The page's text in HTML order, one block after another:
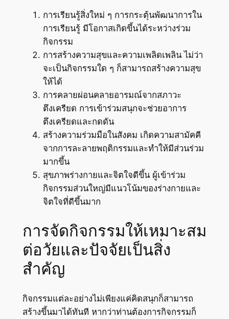
การเรียนรู้สิ่งใหม่ ๆ การกระตุ้นพัฒนาการใน
การเรียนรู้ มีโอกาสเกิดขึ้นได้ระหว่างร่วม
กิจกรรม
การสร้างความสุขและความเพลิดเพลิน ไม่ว่า
จะเป็นกิจกรรมใด ๆ ก็สามารถสร้างความสุข
ให้ได้
การคลายผ่อนคลายอารมณ์จากสภาวะ
ตึงเครียด การเข้าร่วมสนุกจะช่วยอาการ
ตึงเครียดและกดดัน
สร้างความร่วมมือในสังคม เกิดความสามัคคี
จากการละลายพฤติกรรมและทำให้มีส่วนร่วม
มากขึ้น
สุขภาพร่างกายและจิตใจดีขึ้น ผู้เข้าร่วม
กิจกรรมส่วนใหญ่มีแนวโน้มของร่างกายและ
จิตใจที่ดีขึ้นมาก
การจัดกิจกรรมให้เหมาะสม
ต่อวัยและปัจจัยเป็นสิ่ง
สำคัญ
กิจกรรมแต่ละอย่างไม่เพียงแค่คิดสนุกก็สามารถ
สร้างขึ้นมาได้ทันที หากว่าท่านต้องการกิจกรรมก็